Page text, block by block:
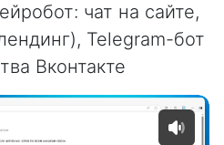
чат на сайте,
Telegram-бот
Вконтакте